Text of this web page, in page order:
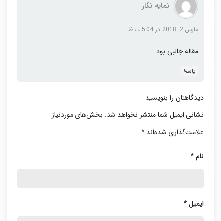
تا آنجا كه امكان دارد از نور روز استفاده كنيد، اما از
تابش مستقيم نور خورشيد اجتناب كنيد، و كنترلرهايي به
منظور كاهش استفاده از لامپ هاي الكتريكي در مقابل
استفاده كنيد. سيستم هاي فلورسنت با به رهوري بالا به
عنوان اصلي ترين منبع نور در فضاهاي تجاري، استفاده
در مكانهاي مناسب
نمایه نگار
مارس 2, 2018 در 5:04 ب.ظ
مقاله جالبی بود
پاسخ
دیدگاهتان را بنویسید
نشانی ایمیل شما منتشر نخواهد شد. بخش‌های موردنیاز
علامت‌گذاری شده‌اند *
نام*
ایمیل*